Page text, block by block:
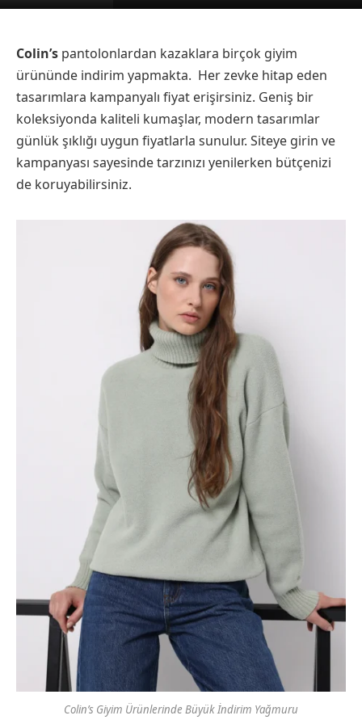
Colin’s pantolonlardan kazaklara birçok giyim
ürününde indirim yapmakta. Her zevke hitap eden
tasarımlara kampanyalı fiyat erişirsiniz. Geniş bir
koleksiyonda kaliteli kumaşlar, modern tasarımlar
günlük şıklığı uygun fiyatlarla sunulur. Siteye girin ve
kampanyası sayesinde tarzınızı yenilerken bütçenizi
de koruyabilirsiniz.
Colin’s Giyim Ürünlerinde Büyük İndirim Yağmuru